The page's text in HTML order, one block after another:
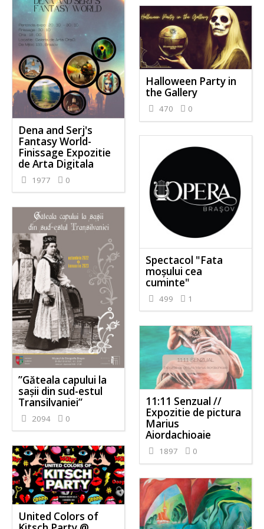
Dena and Serj's
Fantasy World-
Finissage Expozitie
de Arta Digitala
1977 0
Halloween Party in
the Gallery
470 0
Spectacol "Fata
moșului cea
cuminte"
499 1
”Găteala capului la
sașii din sud-estul
Transilvaniei”
2094 0
11:11 Senzual //
Expozitie de pictura
Marius
Aiordachioaie
1897 0
United Colors of